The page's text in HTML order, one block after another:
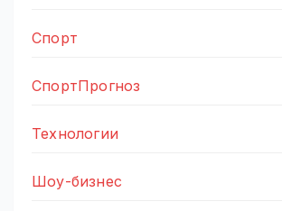
Спорт
СпортПрогноз
Технологии
Шоу-бизнес